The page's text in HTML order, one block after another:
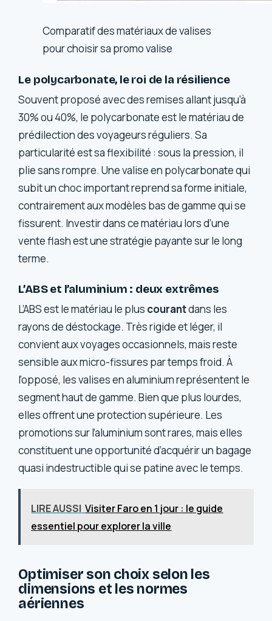
Comparatif des matériaux de valises
pour choisir sa promo valise
Le polycarbonate, le roi de la résilience
Souvent proposé avec des remises allant jusqu’à
30% ou 40%, le polycarbonate est le matériau de
prédilection des voyageurs réguliers. Sa
particularité est sa flexibilité : sous la pression, il
plie sans rompre. Une valise en polycarbonate qui
subit un choc important reprend sa forme initiale,
contrairement aux modèles bas de gamme qui se
fissurent. Investir dans ce matériau lors d’une
vente flash est une stratégie payante sur le long
terme.
L’ABS et l’aluminium : deux extrêmes
L’ABS est le matériau le plus courantdans les
rayons de déstockage. Très rigide et léger, il
convient aux voyages occasionnels, mais reste
sensible aux micro-fissures par temps froid. À
l’opposé, les valises en aluminium représentent le
segment haut de gamme. Bien que plus lourdes,
elles offrent une protection supérieure. Les
promotions sur l’aluminium sont rares, mais elles
constituent une opportunité d’acquérir un bagage
quasi indestructible qui se patine avec le temps.
LIRE AUSSI Visiter Faro en 1 jour : le guide
essentiel pour explorer la ville
Optimiser son choix selon les
dimensions et les normes
aériennes